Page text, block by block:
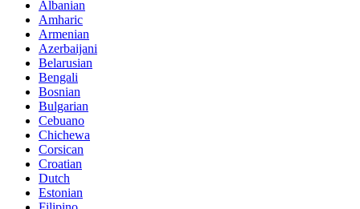
Albanian
Amharic
Armenian
Azerbaijani
Belarusian
Bengali
Bosnian
Bulgarian
Cebuano
Chichewa
Corsican
Croatian
Dutch
Estonian